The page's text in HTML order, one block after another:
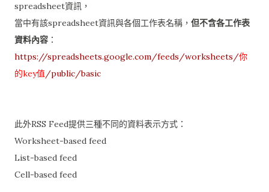
spreadsheet資訊，
當中有該spreadsheet資訊與各個工作表名稱， 但不含各工作表
資料內容 ：
https://spreadsheets.google.com/feeds/worksheets/你
的key值/public/basic
此外RSS Feed提供三種不同的資料表示方式：
Worksheet-based feed
List-based feed
Cell-based feed